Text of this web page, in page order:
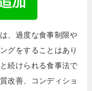
、過度な食事制限や
グをすることはあり
続けられる食事法で
改善、コンディショ